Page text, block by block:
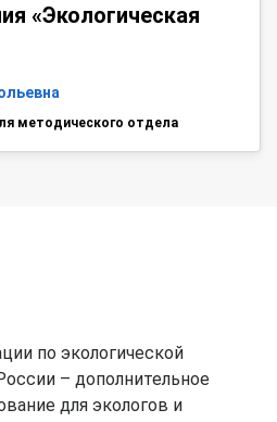
«Экологическая
методического отдела
по экологической
– дополнительное
для экологов и